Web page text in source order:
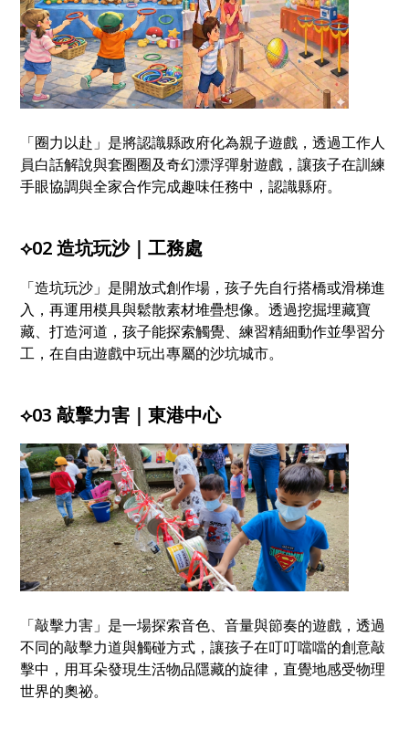
「圈力以赴」是將認識縣政府化為親子遊戲，透過工作人
員白話解說與套圈圈及奇幻漂浮彈射遊戲，讓孩子在訓練
手眼協調與全家合作完成趣味任務中，認識縣府。
⟡02 造坑玩沙｜工務處
「造坑玩沙」是開放式創作場，孩子先自行搭橋或滑梯進
入，再運用模具與鬆散素材堆疊想像。透過挖掘埋藏寶
藏、打造河道，孩子能探索觸覺、練習精細動作並學習分
工，在自由遊戲中玩出專屬的沙坑城市。
⟡03 敲擊力害｜東港中心
「敲擊力害」是一場探索音色、音量與節奏的遊戲，透過
不同的敲擊力道與觸碰方式，讓孩子在叮叮噹噹的創意敲
擊中，用耳朵發現生活物品隱藏的旋律，直覺地感受物理
世界的奧祕。